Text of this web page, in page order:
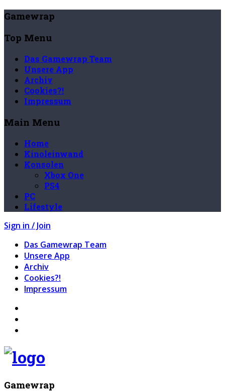
Gamewrap
Top Menu
Das Gamewrap Team
Unsere App
Archiv
Cookies?!
Impressum
Main Menu
Home
Kinoleinwand
Konsolen
Xbox One
PS4
PC
Lifestyle
Sign in / Join
Das Gamewrap Team
Unsere App
Archiv
Cookies?!
Impressum
Gamewrap